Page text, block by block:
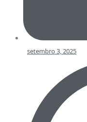
setembro 3, 2025